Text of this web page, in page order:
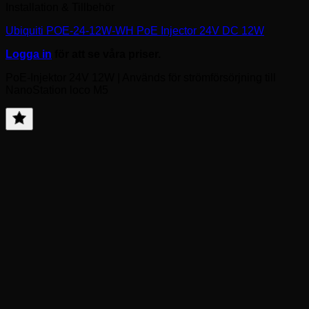
Ubiquiti POE-24-12W-WH PoE Injector 24V DC 12W
Logga in
Lägg